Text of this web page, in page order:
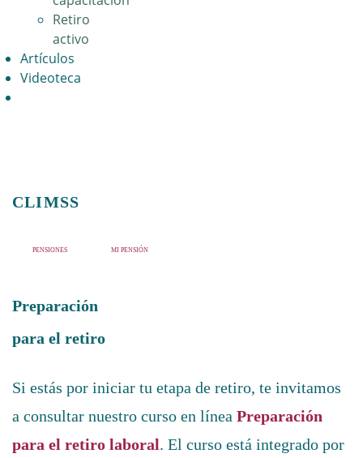
Retiro
activo
Artículos
Videoteca
CLIMSS
PENSIONES MI PENSIÓN
Preparación
para el retiro
Si estás por iniciar tu etapa de retiro, te invitamos
a consultar nuestro curso en línea Preparación
para el retiro laboral. El curso está integrado por